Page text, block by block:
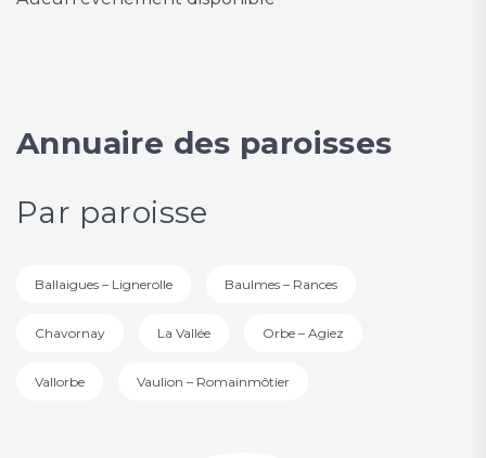
Annuaire des paroisses
Par paroisse
Ballaigues – Lignerolle Baulmes – Rances
Chavornay La Vallée Orbe – Agiez
Vallorbe Vaulion – Romainmôtier